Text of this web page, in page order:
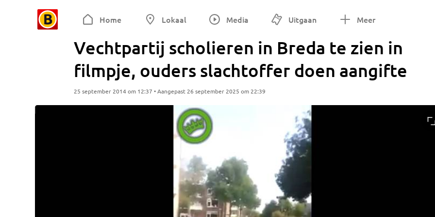
Home Lokaal Media Uitgaan Meer
Vechtpartij scholieren in Breda te zien in
filmpje, ouders slachtoffer doen aangifte
25 september 2014 om 12:37 • Aangepast 26 september 2025 om 22:39